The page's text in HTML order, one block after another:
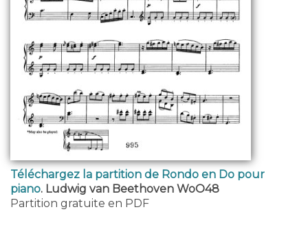
Téléchargez la partition de Rondo en Do pour
piano. Ludwig van Beethoven WoO48
Partition gratuite en PDF